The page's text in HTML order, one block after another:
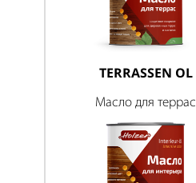
TERRASSEN OL
Масло для террас